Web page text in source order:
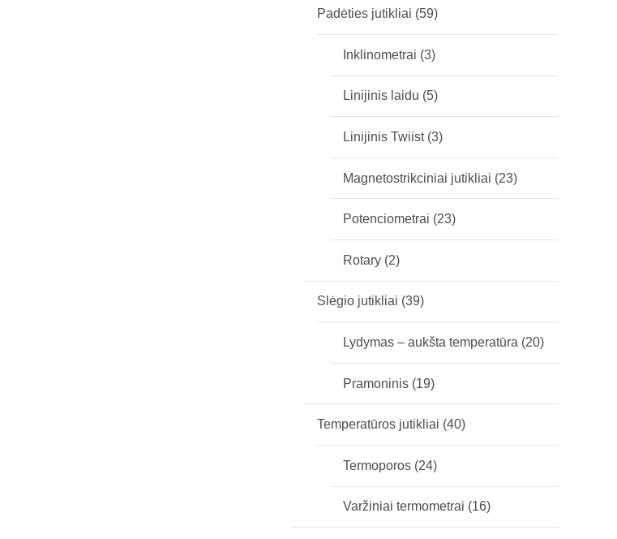
Padėties jutikliai (59)
Inklinometrai (3)
Linijinis laidu (5)
Linijinis Twiist (3)
Magnetostrikciniai jutikliai (23)
Potenciometrai (23)
Rotary (2)
Slėgio jutikliai (39)
Lydymas – aukšta temperatūra (20)
Pramoninis (19)
Temperatūros jutikliai (40)
Termoporos (24)
Varžiniai termometrai (16)